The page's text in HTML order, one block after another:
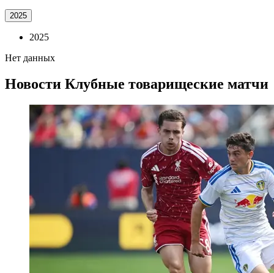
2025
2025
Нет данных
Новости Клубные товарищеские матчи